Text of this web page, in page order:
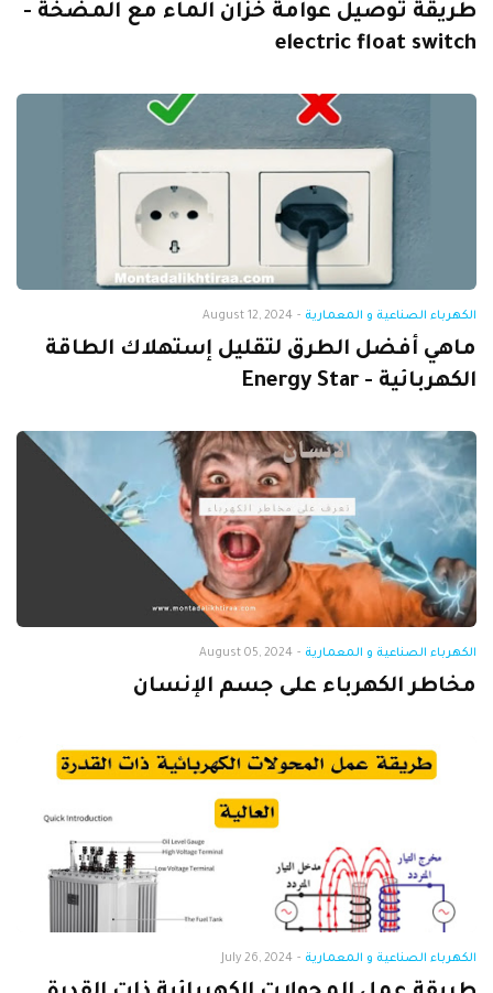
طريقة توصيل عوامة خزان الماء مع المضخة -
electric float switch
الكهرباء الصناعية و المعمارية -
August 12, 2024
ماهي أفضل الطرق لتقليل إستهلاك الطاقة
الكهربائية - Energy Star
الكهرباء الصناعية و المعمارية -
August 05, 2024
مخاطر الكهرباء على جسم الإنسان
الكهرباء الصناعية و المعمارية -
July 26, 2024